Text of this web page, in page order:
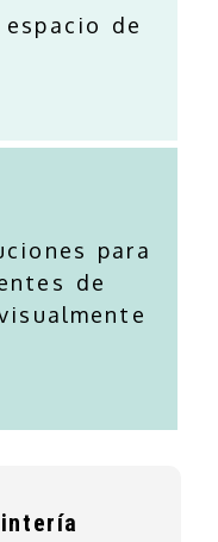
de
para
de